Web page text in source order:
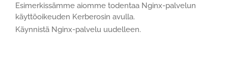
Esimerkissämme aiomme todentaa Nginx-palvelun
käyttöoikeuden Kerberosin avulla.
Käynnistä Nginx-palvelu uudelleen.